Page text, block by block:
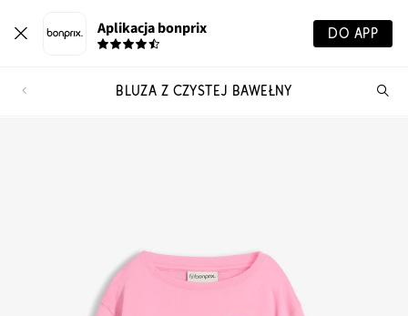
Aplikacja bonprix DO APP
BLUZA Z CZYSTEJ BAWEŁNY